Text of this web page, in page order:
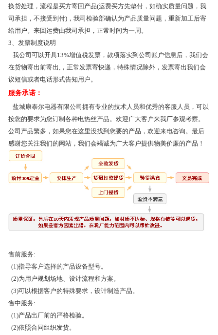
换货处理，流程是买方寄回产品(运费买方先垫付，如确实质量问题，我
司承担，不接受到付)，我司检验部确认为产品质量问题，重新加工后寄
给用户。来回运费由我司承担，正常时间为一周。
3、发票制度说明
我公司可以开具13%增值税发票，款项落实到公司账户信息后，我们会
在货物寄出前寄出,，正常发票寄快递，特殊情况除外，发票寄出我们会
议短信或者电话形式告知用户。
服务承诺：
盐城康泰尔电器有限公司拥有专业的技术人员和优秀的客服人员，可以
按您的要求为您订制各种电热丝产品。欢迎广大客户来我厂参观考察。
公司产品繁多，如果您在这里没找到您要的产品，欢迎来电咨询。最后
感谢您关注我们的网站，我们会竭诚为广大客户提供物美价廉的产品！
售前服务:
(1)指导客户选择的产品设备型号。
(2)为用户规划场地、设计流程和方案。
(3)可以根据客户的特殊要求，设计制造产品。
售中服务:
(1)产品出厂前的严格检验。
(2)依照合同组织发货。